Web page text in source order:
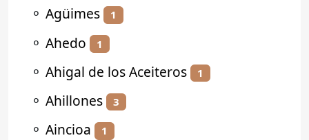
⚬ Agüimes 1
⚬ Ahedo 1
⚬ Ahigal de los Aceiteros 1
⚬ Ahillones 3
⚬ Aincioa 1